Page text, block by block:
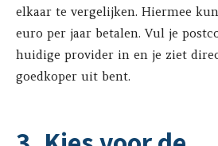
elkaar te vergelijken. Hiermee
euro per jaar betalen. Vul je
huidige provider in en je ziet
goedkoper uit bent.